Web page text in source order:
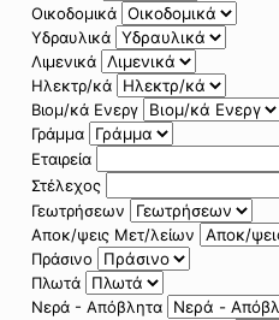
Οικοδομικά
Υδραυλικά
Λιμενικά
Ηλεκτρ/κά
Βιομ/κά Ενεργ
Γράμμα
Εταιρεία
Στέλεχος
Γεωτρήσεων
Αποκ/ψεις Μετ/λείων
Πράσινο
Πλωτά
Νερά - Απόβλητα